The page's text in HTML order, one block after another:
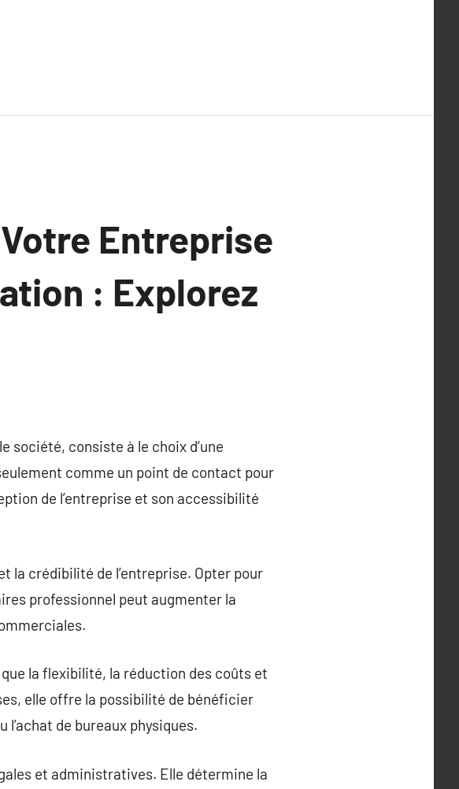
Entreprise
: Explorez
société, consiste à le choix d’une
comme un point de contact pour
de l’entreprise et son accessibilité
la crédibilité de l’entreprise. Opter pour
professionnel peut augmenter la
la flexibilité, la réduction des coûts et
elle offre la possibilité de bénéficier
l’achat de bureaux physiques.
et administratives. Elle détermine la